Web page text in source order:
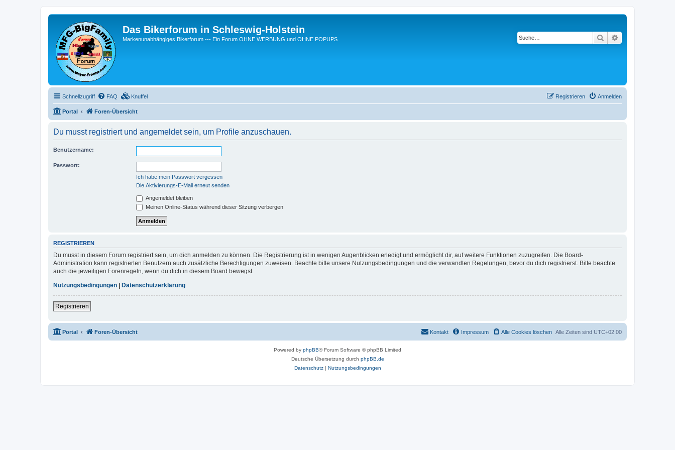
Das Bikerforum in Schleswig-Holstein
Markenunabhängiges Bikerforum --- Ein Forum OHNE WERBUNG und OHNE POPUPS Suche
Schnellzugriff FAQ Knuffel Anmelden
Registrieren
Portal Foren-Übersicht
Du musst registriert und angemeldet sein, um Profile anzuschauen.
Benutzername:
Passwort:
Ich habe mein Passwort vergessen
Die Aktivierungs-E-Mail erneut senden
Angemeldet bleiben
Meinen Online-Status während dieser Sitzung verbergen
REGISTRIEREN
Du musst in diesem Forum registriert sein, um dich anmelden zu können. Die Registrierung ist in wenigen Augenblicken erledigt und ermöglicht dir, auf weitere Funktionen zuzugreifen. Die Board-
Administration kann registrierten Benutzern auch zusätzliche Berechtigungen zuweisen. Beachte bitte unsere Nutzungsbedingungen und die verwandten Regelungen, bevor du dich registrierst. Bitte beachte
auch die jeweiligen Forenregeln, wenn du dich in diesem Board bewegst.
Nutzungsbedingungen | Datenschutzerklärung
Registrieren
Portal Foren-Übersicht Alle Zeiten sind UTC+02:00
Alle Cookies löschen
Impressum
Kontakt
Powered by phpBB® Forum Software © phpBB Limited
Deutsche Übersetzung durch phpBB.de
Datenschutz| Nutzungsbedingungen